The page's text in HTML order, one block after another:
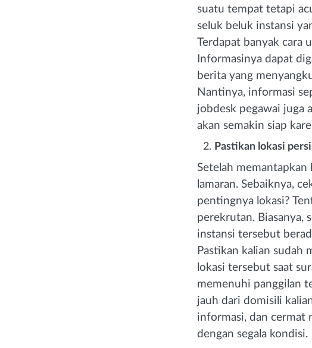
suatu tempat tetapi
seluk beluk instansi
Terdapat banyak cara
Informasinya dapat
berita yang
Nantinya, informasi
jobdesk pegawai juga
akan semakin siap
Pastikan lokasi
Setelah
lamaran. Sebaiknya,
pentingnya lokasi?
perekrutan. Biasanya,
instansi tersebut
Pastikan kalian sudah
lokasi tersebut saat
memenuhi panggilan
jauh dari domisili
informasi, dan cermat
dengan segala kondisi.